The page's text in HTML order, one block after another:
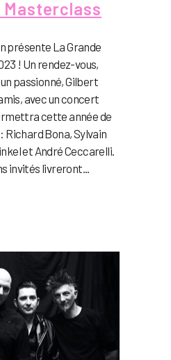
présente La Grande
! Un rendez-vous,
passionné, Gilbert
avec un concert
cette année de
Richard Bona, Sylvain
et André Ceccarelli.
invités livreront...